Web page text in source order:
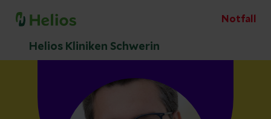
Notfall
Helios Kliniken Schwerin